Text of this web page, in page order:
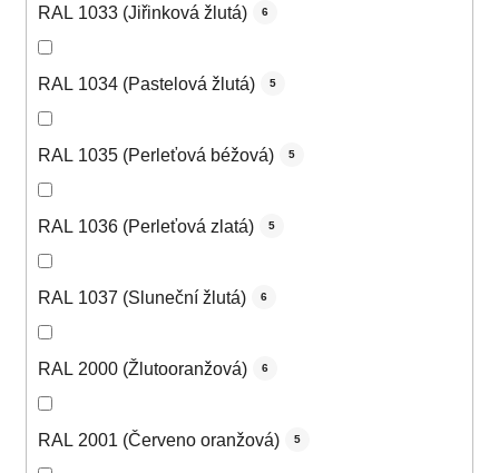
RAL 1033 (Jiřinková žlutá) 6
RAL 1034 (Pastelová žlutá) 5
RAL 1035 (Perleťová béžová) 5
RAL 1036 (Perleťová zlatá) 5
RAL 1037 (Sluneční žlutá) 6
RAL 2000 (Žlutooranžová) 6
RAL 2001 (Červeno oranžová) 5